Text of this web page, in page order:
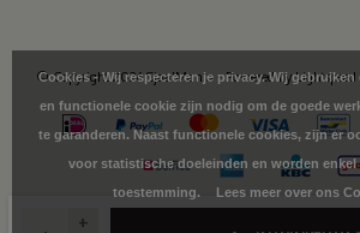
+
© Copyright 2026 SjaalMania - Powered byLightspeed
Cookies - Wij respecteren je privacy. Wij
en functionele cookie zijn nodig om de goede
te garanderen. Naast functionele cookies, zijn er
voor statistische doeleinden en worden
toestemming.
Lees meer over ons